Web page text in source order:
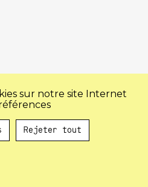
sur notre site Internet
Rejeter tout